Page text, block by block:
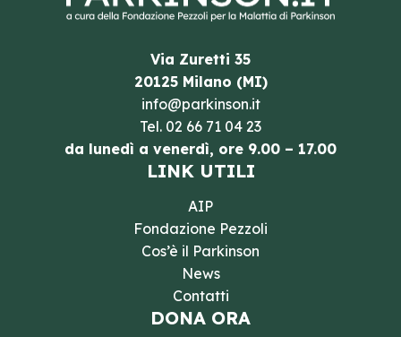
Via Zuretti 35
20125 Milano (MI)
info@parkinson.it
Tel. 02 66 71 04 23
da lunedì a venerdì, ore 9.00 – 17.00
LINK UTILI
AIP
Fondazione Pezzoli
Cos’è il Parkinson
News
Contatti
DONA ORA